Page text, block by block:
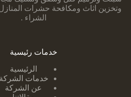
وتخزين اثاث ومكافحة حشرات
الشراء .
خدمات رئيسية
الرئيسية
خدمات الشركة
عن الشركة